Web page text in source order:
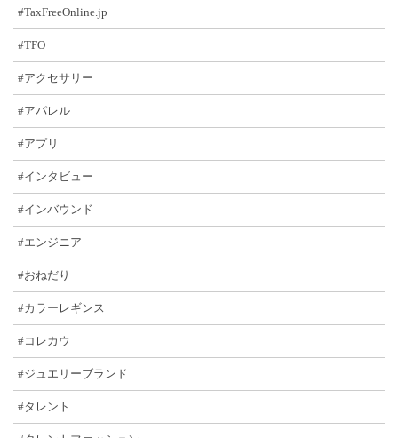
#TaxFreeOnline.jp
#TFO
#アクセサリー
#アパレル
#アプリ
#インタビュー
#インバウンド
#エンジニア
#おねだり
#カラーレギンス
#コレカウ
#ジュエリーブランド
#タレント